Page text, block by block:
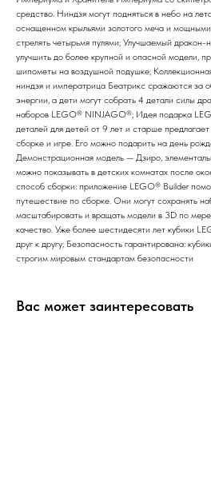
средство. Ниндзя могут подняться в небо на
оснащенном крыльями золотого меча и
стрелять четырьмя пулями; Улучшаемый
улучшить до более крупной и опасной модели,
шипометы на воздушной подушке;
ниндзя и императрица Беатрикс сражаются за
энергии, а дети могут собрать 4 детали силы
наборов LEGO® NINJAGO®; Идея подарка
деталей для детей от 9 лет и старше
сборке и игре. Его можно подарить на день
Демонстрационная модель — Дзиро,
можно показывать в детских комнатах после
способ сборки: приложение LEGO® Builder
путешествие по сборке. Они могут сохранять
масштабировать и вращать модели в 3D по
качество. Уже более шестидесяти лет кубики
друг к другу; Безопасность гарантирована:
строгим мировым стандартам безопасности
Вас может заинтересовать